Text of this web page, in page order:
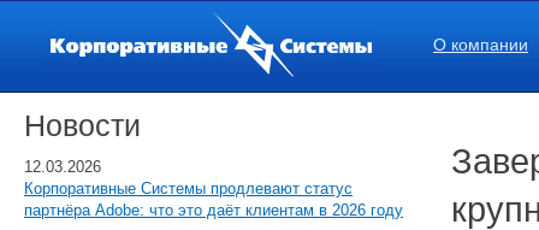
О компании
Новости
12.03.2026
Корпоративные Системы продлевают статус
партнёра Adobe: что это даёт клиентам в 2026 году